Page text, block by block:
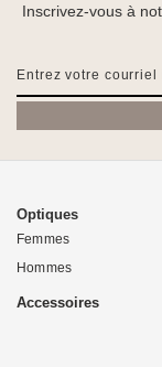
Inscrivez-vous à
Optiques
Femmes
Hommes
Accessoires